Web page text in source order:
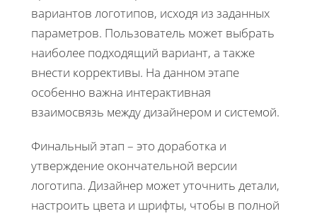
вариантов логотипов, исходя из заданных
параметров. Пользователь может выбрать
наиболее подходящий вариант, а также
внести коррективы. На данном этапе
особенно важна интерактивная
взаимосвязь между дизайнером и системой.
Финальный этап – это доработка и
утверждение окончательной версии
логотипа. Дизайнер может уточнить детали,
настроить цвета и шрифты, чтобы в полной